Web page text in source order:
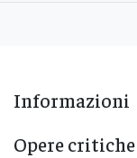
Informazioni
Opere critiche